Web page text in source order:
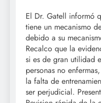
El Dr. Gatell informó
tiene un mecanismo
debido a su
Recalco que la
si es de gran utilidad
personas no
la falta de
ser perjudicial.